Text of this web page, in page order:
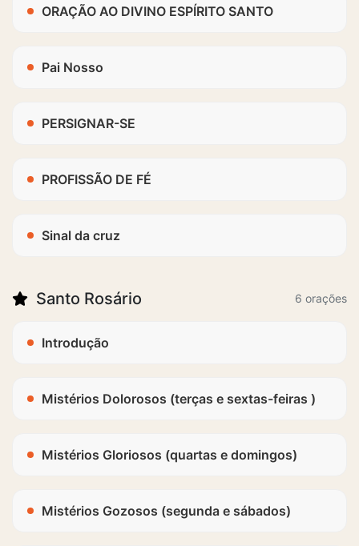
ORAÇÃO AO DIVINO ESPÍRITO SANTO
Pai Nosso
PERSIGNAR-SE
PROFISSÃO DE FÉ
Sinal da cruz
Santo Rosário 6 orações
Introdução
Mistérios Dolorosos (terças e sextas-feiras )
Mistérios Gloriosos (quartas e domingos)
Mistérios Gozosos (segunda e sábados)